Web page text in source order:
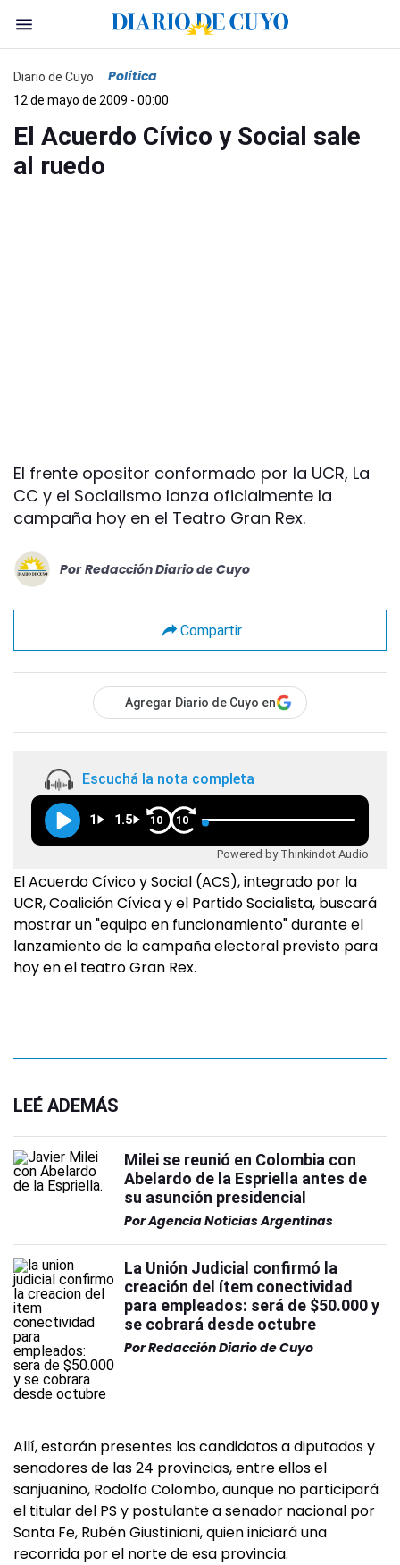
Diario de Cuyo Política
12 de mayo de 2009 - 00:00
El Acuerdo Cívico y Social sale
al ruedo
El frente opositor conformado por la UCR, La
CC y el Socialismo lanza oficialmente la
campaña hoy en el Teatro Gran Rex.
Por Redacción Diario de Cuyo
Compartir
Agregar Diario de Cuyo en
Escuchá la nota completa
1 1.5 10 10
Powered by Thinkindot Audio
El Acuerdo Cívico y Social (ACS), integrado por la
UCR, Coalición Cívica y el Partido Socialista, buscará
mostrar un "equipo en funcionamiento" durante el
lanzamiento de la campaña electoral previsto para
hoy en el teatro Gran Rex.
LEÉ ADEMÁS
Milei se reunió en Colombia con
Abelardo de la Espriella antes de
su asunción presidencial
PorAgencia Noticias Argentinas
La Unión Judicial confirmó la
creación del ítem conectividad
para empleados: será de $50.000 y
se cobrará desde octubre
PorRedacción Diario de Cuyo
Allí, estarán presentes los candidatos a diputados y
senadores de las 24 provincias, entre ellos el
sanjuanino, Rodolfo Colombo, aunque no participará
el titular del PS y postulante a senador nacional por
Santa Fe, Rubén Giustiniani, quien iniciará una
recorrida por el norte de esa provincia.